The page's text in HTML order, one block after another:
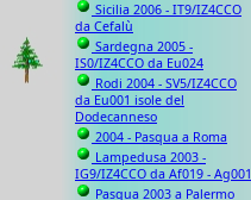
Sicilia 2006 - IT9/IZ4CCO
da Cefalù
Sardegna 2005 -
IS0/IZ4CCO da Eu024
Rodi 2004 - SV5/IZ4CCO
da Eu001 isole del
Dodecanneso
2004 - Pasqua a Roma
Lampedusa 2003 -
IG9/IZ4CCO da Af019 - Ag001
Pasqua 2003 a Palermo